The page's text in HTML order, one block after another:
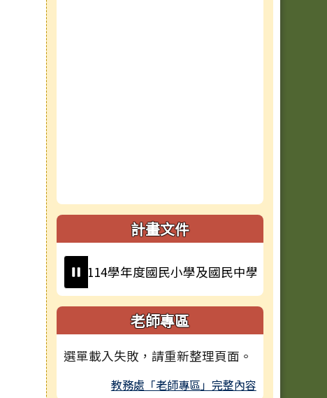
計畫文件
「114學年度國民小學及國民中學活化教學與
老師專區
選單載入失敗，請重新整理頁面。
教務處「老師專區」完整內容